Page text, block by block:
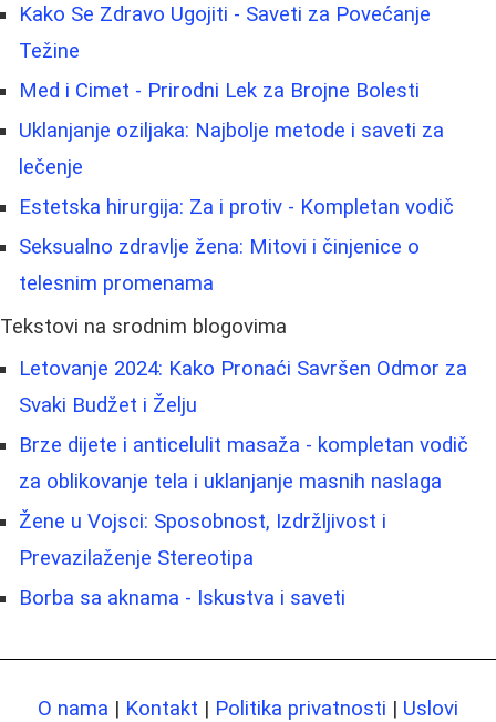
Kako Se Zdravo Ugojiti - Saveti za Povećanje
Težine
Med i Cimet - Prirodni Lek za Brojne Bolesti
Uklanjanje oziljaka: Najbolje metode i saveti za
lečenje
Estetska hirurgija: Za i protiv - Kompletan vodič
Seksualno zdravlje žena: Mitovi i činjenice o
telesnim promenama
Tekstovi na srodnim blogovima
Letovanje 2024: Kako Pronaći Savršen Odmor za
Svaki Budžet i Želju
Brze dijete i anticelulit masaža - kompletan vodič
za oblikovanje tela i uklanjanje masnih naslaga
Žene u Vojsci: Sposobnost, Izdržljivost i
Prevazilaženje Stereotipa
Borba sa aknama - Iskustva i saveti
O nama | Kontakt | Politika privatnosti | Uslovi